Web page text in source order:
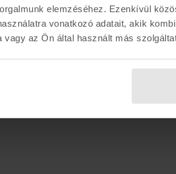
elemzéséhez. Ezenkívül
vonatkozó adatait, akik
vagy az Ön által használt más